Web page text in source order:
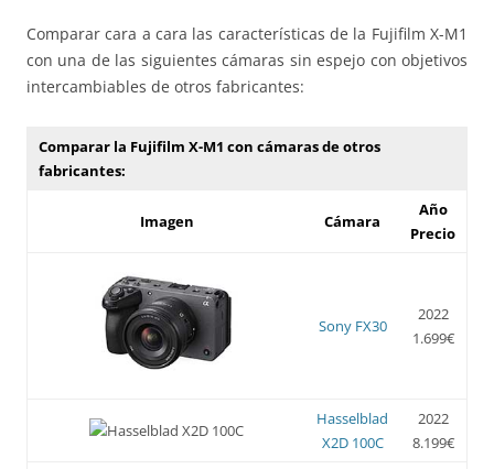
Comparar cara a cara las características de la Fujifilm X-M1
con una de las siguientes cámaras sin espejo con objetivos
intercambiables de otros fabricantes:
Comparar la Fujifilm X-M1 con cámaras de otros
fabricantes:
Imagen Cámara
Año
Precio
Sony FX30
2022
1.699€
Hasselblad
X2D 100C
2022
8.199€